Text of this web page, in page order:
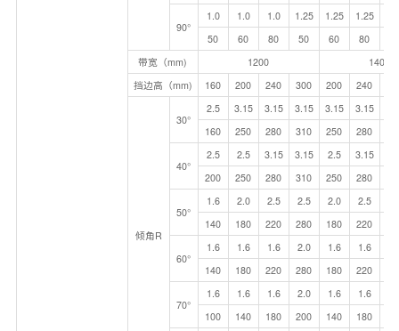
90°
1.0 1.0 1.0 1.25 1.25 1.25
50
60 80 50 60 80
带宽（mm)
1200
1400
挡边高（mm)
160 200 240 300 200 240
倾角R
30°
2.5 3.15 3.15 3.15 3.15 3.15
160
250 280 310 250 280
40°
2.5 2.5 3.15 3.15 2.5 3.15
200
250 280 310 250 280
50°
1.6 2.0 2.5 2.5 2.0 2.5
140
180 220 280 180 220
60°
1.6 1.6 1.6 2.0 1.6 1.6
140
180 220 280 180 220
70°
1.6 1.6 1.6 2.0 1.6 1.6
100
140 180 200 140 180